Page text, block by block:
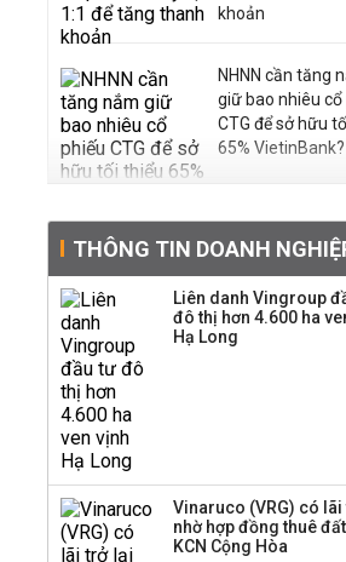
khoản
NHNN cần tăng
giữ bao nhiêu cổ
CTG để sở hữu
65% VietinBank?
trưởng cho vay
nhất nửa đầu
2026
Dòng tiền ngoại
thu nhập cho hộ
doanh, doanh
có doanh thu
THÔNG TIN DOANH
Liên danh Vingroup
đô thị hơn 4.600 ha
Hạ Long
Vinaruco (VRG) có lãi
nhờ hợp đồng thuê
KCN Cộng Hòa